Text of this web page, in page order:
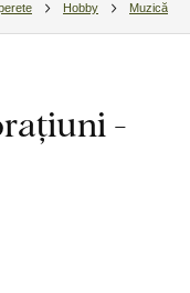
Hobby Muzică
-